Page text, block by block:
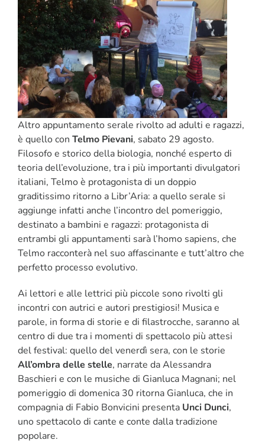
Altro appuntamento serale rivolto ad adulti e ragazzi,
è quello con Telmo Pievani, sabato 29 agosto.
Filosofo e storico della biologia, nonché esperto di
teoria dell’evoluzione, tra i più importanti divulgatori
italiani, Telmo è protagonista di un doppio
graditissimo ritorno a Libr’Aria: a quello serale si
aggiunge infatti anche l’incontro del pomeriggio,
destinato a bambini e ragazzi: protagonista di
entrambi gli appuntamenti sarà l’homo sapiens, che
Telmo racconterà nel suo affascinante e tutt’altro che
perfetto processo evolutivo.
Ai lettori e alle lettrici più piccole sono rivolti gli
incontri con autrici e autori prestigiosi! Musica e
parole, in forma di storie e di filastrocche, saranno al
centro di due tra i momenti di spettacolo più attesi
del festival: quello del venerdì sera, con le storie
All’ombra delle stelle, narrate da Alessandra
Baschieri e con le musiche di Gianluca Magnani; nel
pomeriggio di domenica 30 ritorna Gianluca, che in
compagnia di Fabio Bonvicini presenta Unci Dunci,
uno spettacolo di cante e conte dalla tradizione
popolare.